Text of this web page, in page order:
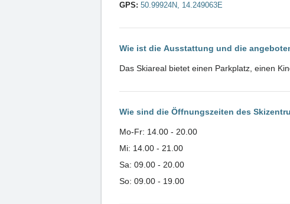
GPS: 50.99924N, 14.249063E
Wie ist die Ausstattung und die
Das Skiareal bietet einen Parkplatz, einen
Wie sind die Öffnungszeiten des
Mo-Fr: 14.00 - 20.00
Mi: 14.00 - 21.00
Sa: 09.00 - 20.00
So: 09.00 - 19.00